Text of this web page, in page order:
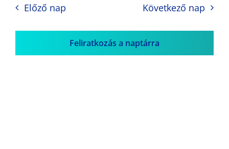
Előző nap Következő nap
Feliratkozás a naptárra